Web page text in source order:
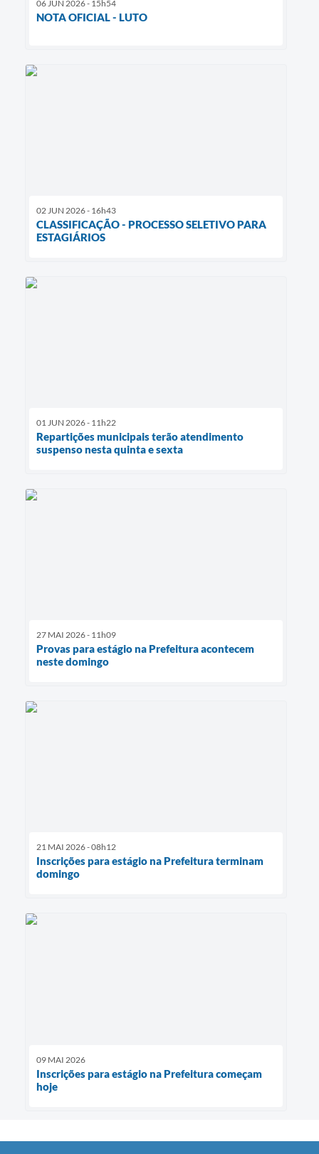
06 JUN 2026 - 15h54
NOTA OFICIAL - LUTO
02 JUN 2026 - 16h43
CLASSIFICAÇÃO - PROCESSO SELETIVO PARA
ESTAGIÁRIOS
01 JUN 2026 - 11h22
Repartições municipais terão atendimento
suspenso nesta quinta e sexta
27 MAI 2026 - 11h09
Provas para estágio na Prefeitura acontecem
neste domingo
21 MAI 2026 - 08h12
Inscrições para estágio na Prefeitura terminam
domingo
09 MAI 2026
Inscrições para estágio na Prefeitura começam
hoje